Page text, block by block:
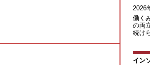
2026
働く
の両
続け
イン